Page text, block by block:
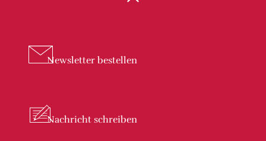
Newsletter bestellen
Nachricht schreiben